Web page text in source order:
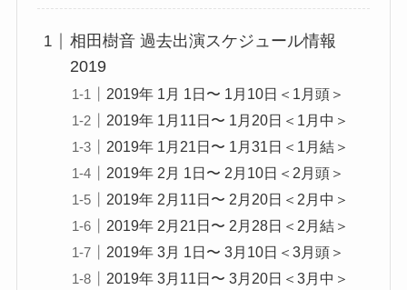
相田樹音 過去出演スケジュール情報
2019
2019年 1月 1日〜 1月10日＜1月頭＞
2019年 1月11日〜 1月20日＜1月中＞
2019年 1月21日〜 1月31日＜1月結＞
2019年 2月 1日〜 2月10日＜2月頭＞
2019年 2月11日〜 2月20日＜2月中＞
2019年 2月21日〜 2月28日＜2月結＞
2019年 3月 1日〜 3月10日＜3月頭＞
2019年 3月11日〜 3月20日＜3月中＞